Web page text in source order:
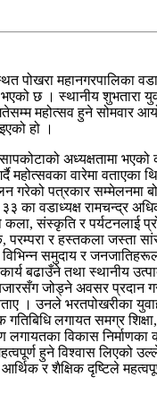
पोखरा महानगरपालिका
भएको छ । स्थानीय शुभतारा
महोत्सव हुने सोमवार
हो ।
अध्यक्षतामा भएको
महोत्सवका वारेमा वताएका
गरेको पत्रकार सम्मेलनमा
का वडाध्यक्ष रामचन्द्र
संस्कृति र पर्यटनलाई
परम्परा र हस्तकला जस्ता
विभिन्न समुदाय र
बढाउँने तथा स्थानीय
जोड्ने अवसर प्रदान
। उनले भरतपोखरीका
लगायत समग्र शिक्षा,
लगायतका विकास निर्माणका
हुने विश्वास लिएको
र शैक्षिक दृष्टिले